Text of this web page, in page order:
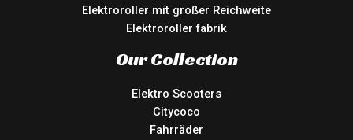
Elektroroller mit großer Reichweite
Elektroroller fabrik
Our Collection
Elektro Scooters
Citycoco
Fahrräder